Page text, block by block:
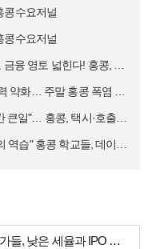
콩수요저널
콩수요저널
넓힌다! 홍콩, 10대 신규 정책 …
화… 주말 홍콩 폭염 예고
콩, 택시·호출차 통합 시험 도입…
콩 학교들, 데이터 고립에 교육…
[홍콩뉴스] 외국인 금융 전문가들, 낮은 세율과 IPO 시장 회복에 홍콩…